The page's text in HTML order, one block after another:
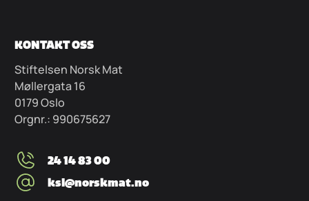
KONTAKT OSS
Stiftelsen Norsk Mat
Møllergata 16
0179 Oslo
Orgnr.: 990675627
24 14 83 00
ksl@norskmat.no